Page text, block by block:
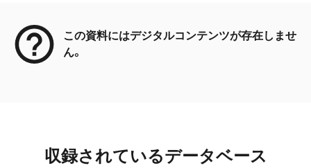
この資料にはデジタルコンテンツが存在しませ
ん。
収録されているデータベース